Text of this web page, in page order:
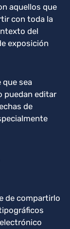
aquellos que
con toda la
del
exposición
sea
puedan editar
de
de compartirlo